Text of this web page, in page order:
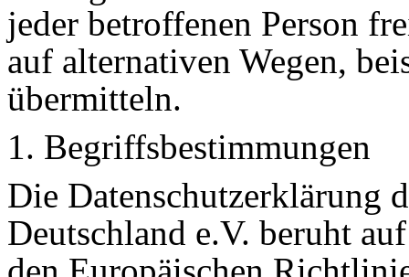
jeder betroffenen Person
auf alternativen Wegen,
übermitteln.
1. Begriffsbestimmungen
Die Datenschutzerklärung
Deutschland e.V. beruht